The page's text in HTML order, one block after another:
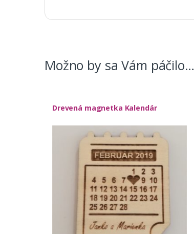
Možno by sa Vám páčilo…
Drevená magnetka Kalendár